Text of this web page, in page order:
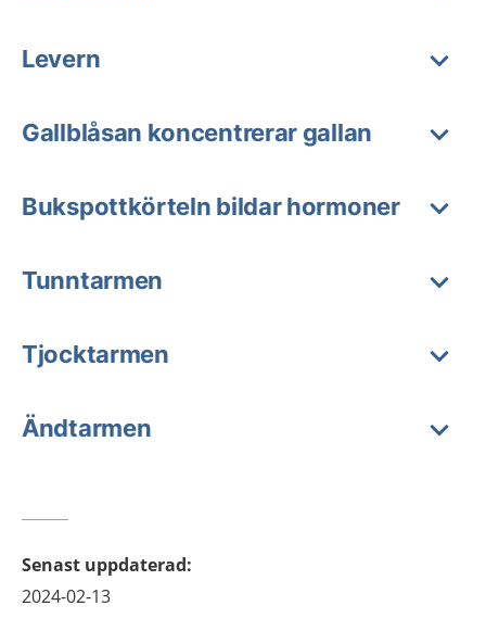
Levern
Gallblåsan koncentrerar gallan
Bukspottkörteln bildar hormoner
Tunntarmen
Tjocktarmen
Ändtarmen
Senast uppdaterad:
2024-02-13